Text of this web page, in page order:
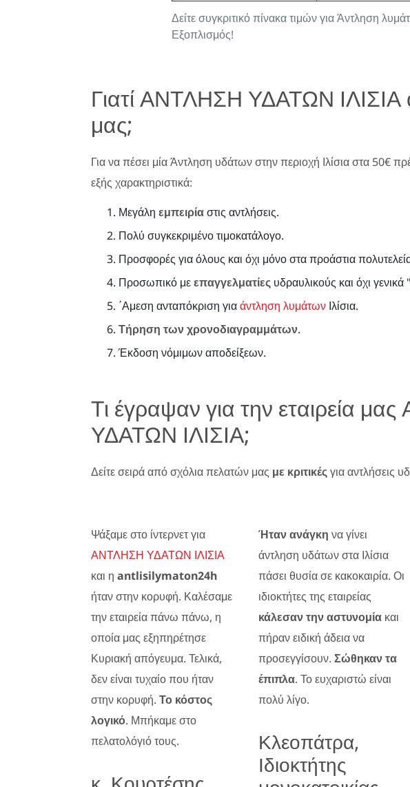
Δείτε συγκριτικό πίνακα τιμών για Άντληση
Εξοπλισμός!
Γιατί ΑΝΤΛΗΣΗ ΥΔΑΤΩΝ ΙΛΙΣΙΑ
μας;
Για να πέσει μία Άντληση υδάτων στην περιοχή Ιλίσια στα 50€
εξής χαρακτηριστικά:
Μεγάλη εμπειρίαστις αντλήσεις.
Πολύ συγκεκριμένο τιμοκατάλογο.
Προσφορές για όλους και όχι μόνο στα προάστια
Προσωπικό μεεπαγγελματίες υδραυλικούς και όχι
΄Αμεση ανταπόκριση γιαάντληση λυμάτων Ιλίσια.
Τήρηση των χρονοδιαγραμμάτων.
Έκδοση νόμιμων αποδείξεων.
Τι έγραψαν για την εταιρεία
ΥΔΑΤΩΝ ΙΛΙΣΙΑ;
Δείτε σειρά από σχόλια πελατών μας με κριτικέςγια αντλήσεις
Ψάξαμε στο ίντερνετ για
ΑΝΤΛΗΣΗ ΥΔΑΤΩΝ ΙΛΙΣΙΑ
και η antlisilymaton24h
ήταν στην κορυφή. Καλέσαμε
την εταιρεία πάνω πάνω, η
οποία μας εξηπηρέτησε
Κυριακή απόγευμα. Τελικά,
δεν είναι τυχαίο που ήταν
στην κορυφή. Το κόστος
λογικό. Μπήκαμε στο
πελατολόγιό τους.
Ήταν ανάγκη να γίνει
άντληση υδάτων στα Ιλίσια
πάσει θυσία σε κακοκαιρία. Οι
ιδιοκτήτες της εταιρείας
κάλεσαν την αστυνομία και
πήραν ειδική άδεια να
προσεγγίσουν.Σώθηκαν τα
έπιπλα. Το ευχαριστώ είναι
πολύ λίγο.
Κλεοπάτρα,
Ιδιοκτήτης